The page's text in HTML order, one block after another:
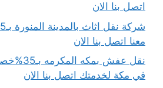
اتصل بنا الان
معنا اتصل بنا الان
نقل عفش
في مكة لخدمتك اتصل بنا الان